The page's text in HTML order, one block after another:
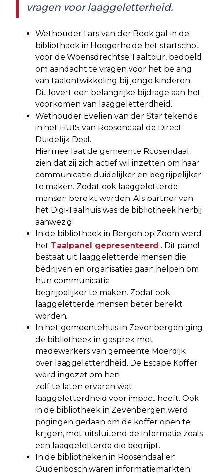
vragen voor laaggeletterheid.
Wethouder Lars van der Beek gaf in de
bibliotheek in Hoogerheide het startschot
voor de Woensdrechtse Taaltour, bedoeld
om aandacht te vragen voor het belang
van taalontwikkeling bij jonge kinderen.
Dit levert een belangrijke bijdrage aan het
voorkomen van laaggeletterdheid.
Wethouder Evelien van der Star tekende
in het HUIS van Roosendaal de Direct
Duidelijk Deal.
Hiermee laat de gemeente Roosendaal
zien dat zij zich actief wil inzetten om haar
communicatie duidelijker en begrijpelijker
te maken. Zodat ook laaggeletterde
mensen bereikt worden. Als partner van
het Digi-Taalhuis was de bibliotheek hierbij
aanwezig.
In de bibliotheek in Bergen op Zoom werd
het Taalpanel gepresenteerd . Dit panel
bestaat uit laaggeletterde mensen die
bedrijven en organisaties gaan helpen om
hun communicatie
begrijpelijker te maken. Zodat ook
laaggeletterde mensen beter bereikt
worden.
In het gemeentehuis in Zevenbergen ging
de bibliotheek in gesprek met
medewerkers van gemeente Moerdijk
over laaggeletterdheid. De Escape Koffer
werd ingezet om hen
zelf te laten ervaren wat
laaggeletterdheid voor impact heeft. Ook
in de bibliotheek in Zevenbergen werd
pogingen gedaan om de koffer open te
krijgen, met uitsluitend de informatie zoals
een laaggeletterde die begrijpt.
In de bibliotheken in Roosendaal en
Oudenbosch waren informatiemarkten